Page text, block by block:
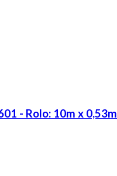
- Rolo: 10m x 0,53m